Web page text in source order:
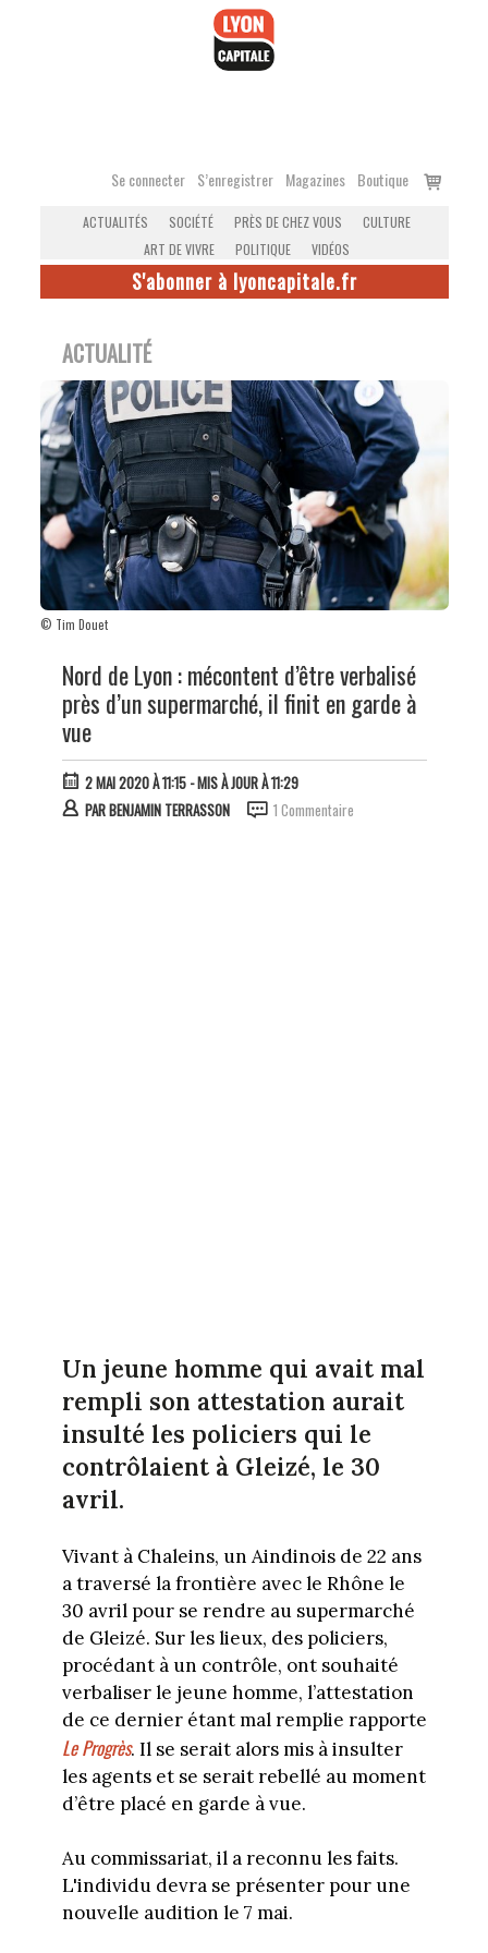
Se connecter S’enregistrer Magazines Boutique
Voir
ACTUALITÉS SOCIÉTÉ PRÈS DE CHEZ VOUS
CULTURE
ART DE VIVRE
POLITIQUE VIDÉOS
S'abonner à lyoncapitale.fr
ACTUALITÉ
© Tim Douet
Nord de Lyon : mécontent d’être verbalisé
près d’un supermarché, il finit en garde à
vue
2 MAI 2020 À 11:15- MIS À JOUR À 11:29
PARBENJAMIN TERRASSON 1 Commentaire
Un jeune homme qui avait mal
rempli son attestation aurait
insulté les policiers qui le
contrôlaient à Gleizé, le 30
avril.
Vivant à Chaleins, un Aindinois de 22 ans
a traversé la frontière avec le Rhône le
30 avril pour se rendre au supermarché
de Gleizé. Sur les lieux, des policiers,
procédant à un contrôle, ont souhaité
verbaliser le jeune homme, l’attestation
de ce dernier étant mal remplie rapporte
Le Progrès. Il se serait alors mis à insulter
les agents et se serait rebellé au moment
d’être placé en garde à vue.
Au commissariat, il a reconnu les faits.
L'individu devra se présenter pour une
nouvelle audition le 7 mai.